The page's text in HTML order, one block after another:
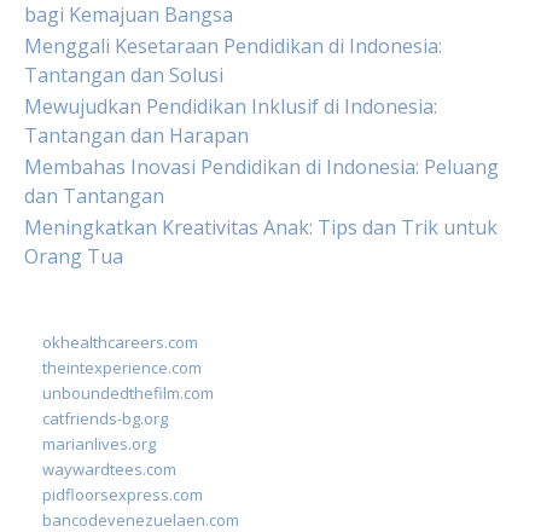
bagi Kemajuan Bangsa
Menggali Kesetaraan Pendidikan di Indonesia:
Tantangan dan Solusi
Mewujudkan Pendidikan Inklusif di Indonesia:
Tantangan dan Harapan
Membahas Inovasi Pendidikan di Indonesia: Peluang
dan Tantangan
Meningkatkan Kreativitas Anak: Tips dan Trik untuk
Orang Tua
okhealthcareers.com
theintexperience.com
unboundedthefilm.com
catfriends-bg.org
marianlives.org
waywardtees.com
pidfloorsexpress.com
bancodevenezuelaen.com